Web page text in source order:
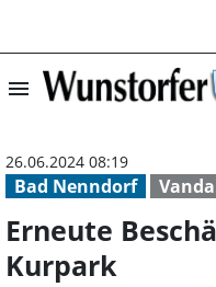
menu
Bad Nenndorf
26.06.2024 08:19
Erneute
Kurpark